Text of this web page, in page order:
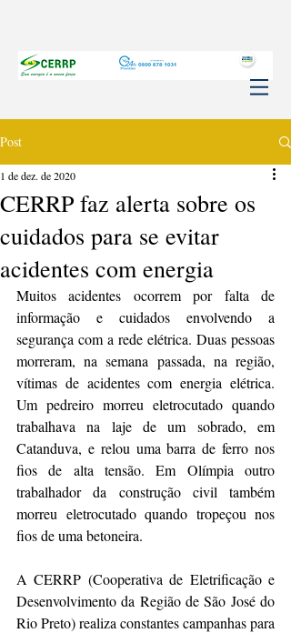
Post
CERRP faz alerta sobre os
cuidados para se evitar
acidentes com energia
1 de dez. de 2020
Muitos acidentes ocorrem por falta de
informação e cuidados envolvendo a
segurança com a rede elétrica. Duas pessoas
morreram, na semana passada, na região,
vítimas de acidentes com energia elétrica.
Um pedreiro morreu eletrocutado quando
trabalhava na laje de um sobrado, em
Catanduva, e relou uma barra de ferro nos
fios de alta tensão. Em Olímpia outro
trabalhador da construção civil também
morreu eletrocutado quando tropeçou nos
fios de uma betoneira.
A CERRP (Cooperativa de Eletrificação e
Desenvolvimento da Região de São José do
Rio Preto) realiza constantes campanhas para